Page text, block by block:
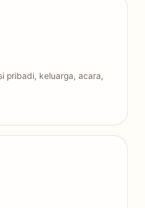
pribadi, keluarga, acara,